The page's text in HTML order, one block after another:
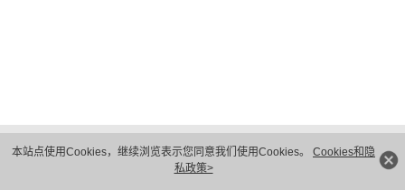
本站点使用Cookies，继续浏览表示您同意我们使用Cookies。 Cookies和隐
私政策>
隐私保护
法律声明